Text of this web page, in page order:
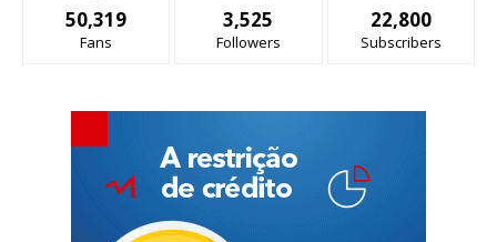
50,319
Fans
3,525
Followers
22,800
Subscribers